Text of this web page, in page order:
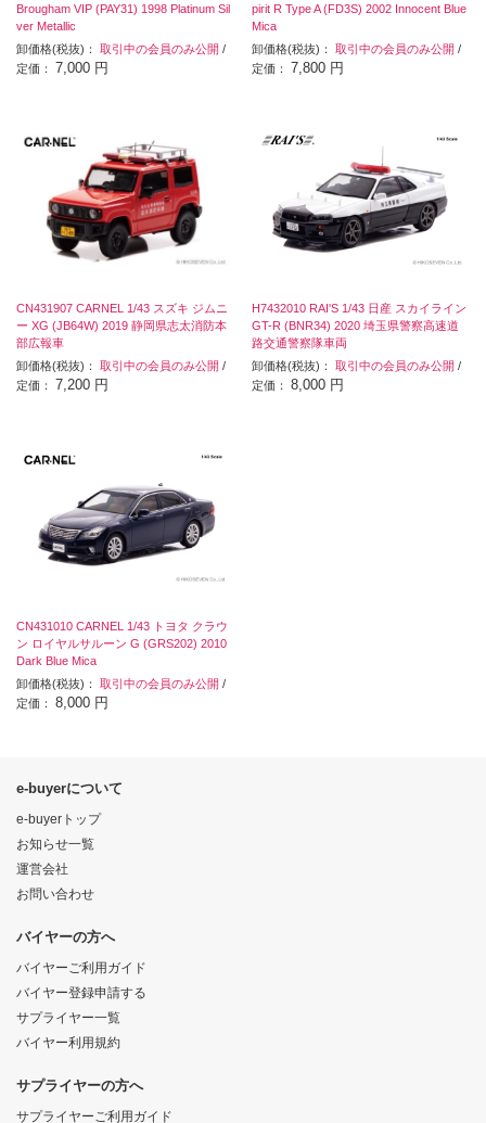
Brougham VIP (PAY31) 1998 Platinum Sil
ver Metallic
卸価格(税抜)： 取引中の会員のみ公開 /
定価： 7,000 円
pirit R Type A (FD3S) 2002 Innocent Blue
Mica
卸価格(税抜)：取引中の会員のみ公開 /
定価： 7,800 円
CN431907 CARNEL 1/43 スズキ ジムニ
ー XG (JB64W) 2019 静岡県志太消防本
部広報車
卸価格(税抜)： 取引中の会員のみ公開 /
定価： 7,200 円
H7432010 RAI'S 1/43 日産 スカイライン
GT-R (BNR34) 2020 埼玉県警察高速道
路交通警察隊車両
卸価格(税抜)：取引中の会員のみ公開 /
定価：8,000 円
CN431010 CARNEL 1/43 トヨタ クラウ
ン ロイヤルサルーン G (GRS202) 2010
Dark Blue Mica
卸価格(税抜)： 取引中の会員のみ公開 /
定価： 8,000 円
e-buyerについて
e-buyerトップ
お知らせ一覧
運営会社
お問い合わせ
バイヤーの方へ
バイヤーご利用ガイド
バイヤー登録申請する
サプライヤー一覧
バイヤー利用規約
サプライヤーの方へ
サプライヤーご利用ガイド